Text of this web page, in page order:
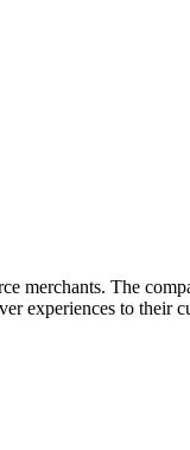
merchants. The
experiences to their